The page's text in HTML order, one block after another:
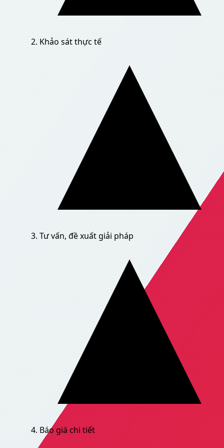
Khảo sát thực tế
Tư vấn, đề xuất giải pháp
Báo giá chi tiết